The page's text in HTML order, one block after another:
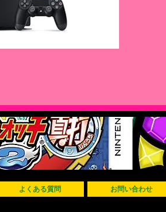
よくある質問 お問い合わせ